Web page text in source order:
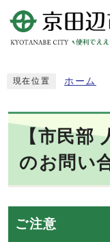
現在位置 ホーム
【市民部
のお問い
ご注意